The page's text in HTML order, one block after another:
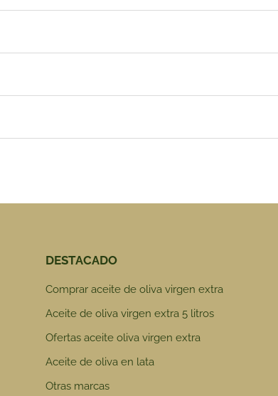
DESTACADO
Comprar aceite de oliva virgen extra
Aceite de oliva virgen extra 5 litros
Ofertas aceite oliva virgen extra
Aceite de oliva en lata
Otras marcas